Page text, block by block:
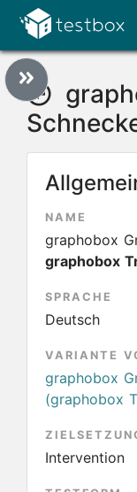
NAME
graphobox
graphobox
SPRACHE
Deutsch
VARIANTE
graphobox
(graphobox
Intervention